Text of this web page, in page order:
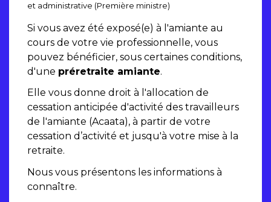
et administrative (Première ministre)
Si vous avez été exposé(e) à l'amiante au
cours de votre vie professionnelle, vous
pouvez bénéficier, sous certaines conditions,
d'une préretraite amiante.
Elle vous donne droit à l'allocation de
cessation anticipée d'activité des travailleurs
de l'amiante (Acaata), à partir de votre
cessation d’activité et jusqu'à votre mise à la
retraite.
Nous vous présentons les informations à
connaître.